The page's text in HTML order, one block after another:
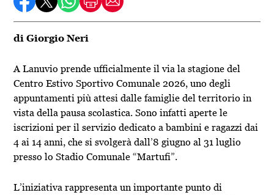
di Giorgio Neri
ALanuvio prende ufficialmente il via la stagione del
Centro Estivo Sportivo Comunale 2026, uno degli
appuntamenti più attesi dalle famiglie del territorio in
vista della pausa scolastica. Sono infatti aperte le
iscrizioni per il servizio dedicato a bambini e ragazzi dai
4 ai 14 anni, che si svolgerà dall’8 giugno al 31 luglio
presso lo Stadio Comunale “Martufi”.
L’iniziativa rappresenta un importante punto di